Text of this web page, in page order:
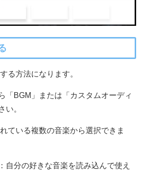
る方法になります。
「BGM」または「カスタムオーディ
い。
ている複数の音楽から選択できま
自分の好きな音楽を読み込んで使え